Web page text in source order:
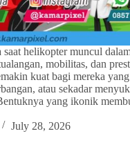
saat helikopter muncul
mobilitas, dan
kuat bagi mereka yang
atau sekadar
yang ikonik
July 28, 2026